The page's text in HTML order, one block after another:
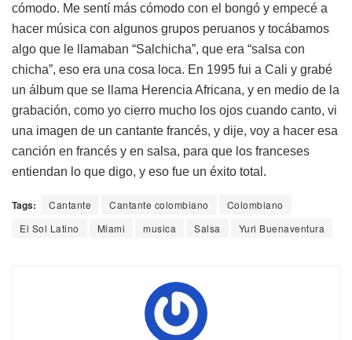
cómodo. Me sentí más cómodo con el bongó y empecé a
hacer música con algunos grupos peruanos y tocábamos
algo que le llamaban “Salchicha”, que era “salsa con
chicha”, eso era una cosa loca. En 1995 fui a Cali y grabé
un álbum que se llama Herencia Africana, y en medio de la
grabación, como yo cierro mucho los ojos cuando canto, vi
una imagen de un cantante francés, y dije, voy a hacer esa
canción en francés y en salsa, para que los franceses
entiendan lo que digo, y eso fue un éxito total.
Tags: Cantante Cantante colombiano
Colombiano
El Sol Latino
Miami musica Salsa Yuri Buenaventura